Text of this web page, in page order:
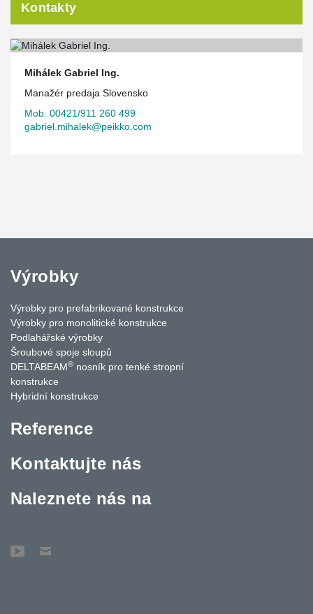
Kontakty
Mihálek Gabriel Ing.
Manažér predaja Slovensko
Mob. 00421/911 260 499
gabriel.mihalek@peikko.com
Výrobky
Výrobky pro prefabrikované konstrukce
Výrobky pro monolitické konstrukce
Podlahářské výrobky
Šroubové spoje sloupů
DELTABEAM® nosník pro tenké stropní
konstrukce
Hybridní konstrukce
Reference
Kontaktujte nás
Naleznete nás na